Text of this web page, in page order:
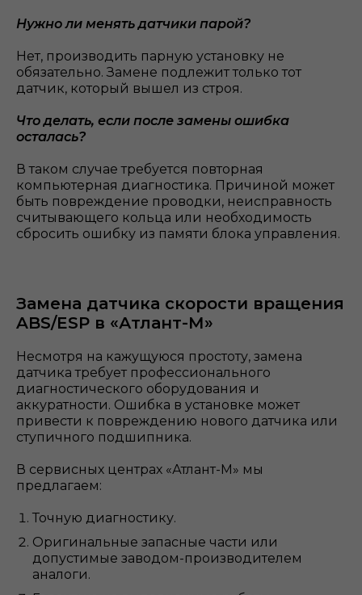
Нужно ли менять датчики парой?
Нет, производить парную установку не
обязательно. Замене подлежит только тот
датчик, который вышел из строя.
Что делать, если после замены ошибка
осталась?
В таком случае требуется повторная
компьютерная диагностика. Причиной может
быть повреждение проводки, неисправность
считывающего кольца или необходимость
сбросить ошибку из памяти блока управления.
Замена датчика скорости вращения
ABS/ESP в «Атлант-М»
Несмотря на кажущуюся простоту, замена
датчика требует профессионального
диагностического оборудования и
аккуратности. Ошибка в установке может
привести к повреждению нового датчика или
ступичного подшипника.
В сервисных центрах «Атлант-М» мы
предлагаем:
Точную диагностику.
Оригинальные запасные части или
допустимые заводом-производителем
аналоги.